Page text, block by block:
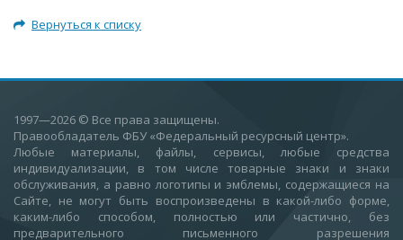
Вернуться к списку
1997—2026 © Все права защищены.
Правообладатель ФБУ «Федеральный ресурсный центр».
Любые материалы, файлы, сервисы, любые средства
индивидуализации, в том числе товарные знаки и знаки
обслуживания, а равно логотипы и эмблемы, содержащиеся на
Сайте, не могут быть воспроизведены в какой-либо форме,
каким-либо способом, полностью или частично, без
предварительного письменного разрешения